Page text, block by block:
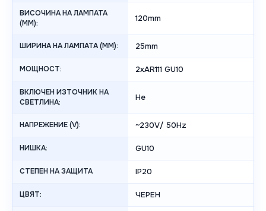
ВИСОЧИНА НА ЛАМПАТА
(MM):
120mm
ШИРИНА НА ЛАМПАТА (MM): 25mm
МОЩНОСТ: 2xAR111 GU10
ВКЛЮЧЕН ИЗТОЧНИК НА
СВЕТЛИНА:
Не
НАПРЕЖЕНИЕ (V): ~230V/ 50Hz
НИШКА: GU10
СТЕПЕН НА ЗАЩИТА IP20
ЦВЯТ: ЧЕРЕН